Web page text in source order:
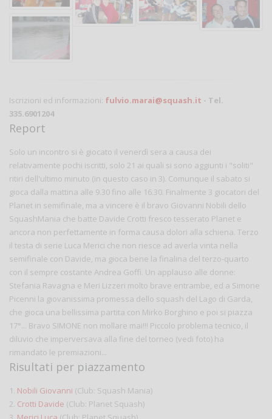
Iscrizioni ed informazioni: fulvio.marai@squash.it - Tel.
335.6901204
Report
Solo un incontro si è giocato il venerdì sera a causa dei
relativamente pochi iscritti, solo 21 ai quali si sono aggiunti i "soliti"
ritiri dell'ultimo minuto (in questo caso in 3). Comunque il sabato si
gioca dalla mattina alle 9.30 fino alle 16.30. Finalmente 3 giocatori del
Planet in semifinale, ma a vincere è il bravo Giovanni Nobili dello
SquashMania che batte Davide Crotti fresco tesserato Planet e
ancora non perfettamente in forma causa dolori alla schiena. Terzo
il testa di serie Luca Merici che non riesce ad averla vinta nella
semifinale con Davide, ma gioca bene la finalina del terzo-quarto
con il sempre costante Andrea Goffi. Un applauso alle donne:
Stefania Ravagna e Meri Lizzeri molto brave entrambe, ed a Simone
Picenni la giovanissima promessa dello squash del Lago di Garda,
che gioca una bellissima partita con Mirko Borghino e poi si piazza
17°... Bravo SIMONE non mollare mai!!! Piccolo problema tecnico, il
diluvio che imperversava alla fine del torneo (vedi foto) ha
rimandato le premiazioni...
Risultati per piazzamento
1. Nobili Giovanni (Club: Squash Mania)
2. Crotti Davide (Club: Planet Squash)